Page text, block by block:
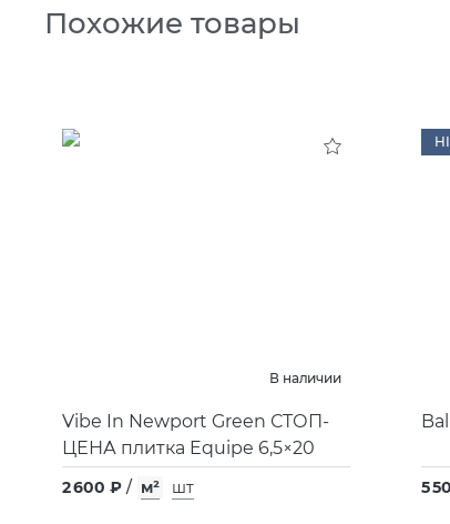
Похожие товары
В наличии
Vibe In Newport Green СТОП-
ЦЕНА плитка Equipe 6,5×20
2 600 ₽ / м² шт 5